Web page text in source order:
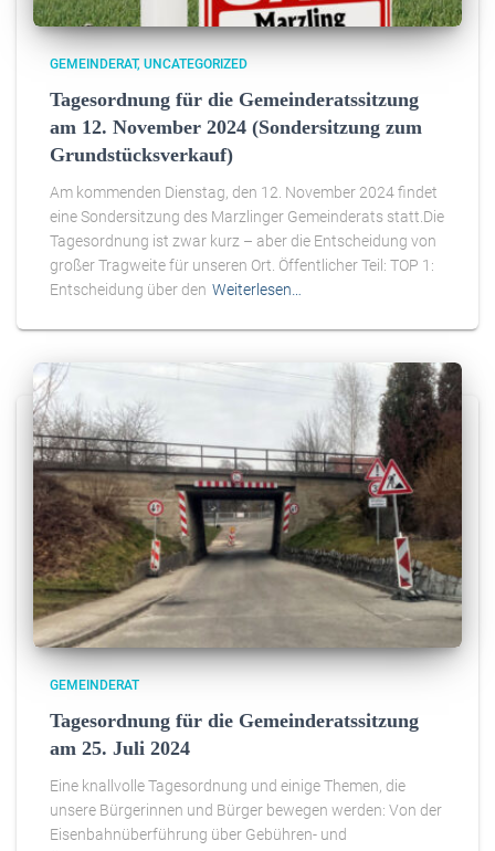
GEMEINDERAT UNCATEGORIZED
Tagesordnung für die Gemeinderatssitzung
am 12. November 2024 (Sondersitzung zum
Grundstücksverkauf)
Am kommenden Dienstag, den 12. November 2024 findet
eine Sondersitzung des Marzlinger Gemeinderats statt.Die
Tagesordnung ist zwar kurz – aber die Entscheidung von
großer Tragweite für unseren Ort. Öffentlicher Teil: TOP 1:
Entscheidung über den Weiterlesen…
GEMEINDERAT
Tagesordnung für die Gemeinderatssitzung
am 25. Juli 2024
Eine knallvolle Tagesordnung und einige Themen, die
unsere Bürgerinnen und Bürger bewegen werden: Von der
Eisenbahnüberführung über Gebühren- und